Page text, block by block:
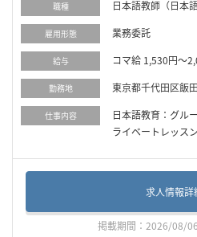
職種 日本語教師（日本語
雇用形態 業務委託
給与 コマ給 1,530円～
勤務地 東京都千代田区飯
仕事内容
日本語教育：グル
ライベートレッスン
求人情報詳
掲載期間：2026/08/